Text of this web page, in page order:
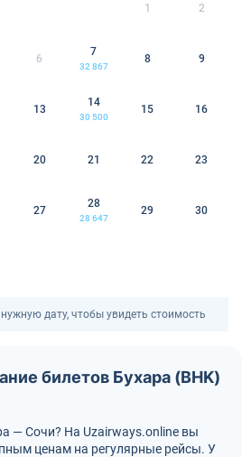
1 2
6
7
32 867
8 9
13
14
30 500
15 16
20 21 22 23
27
28
28 647
29 30
дату, чтобы увидеть стоимость
билетов Бухара (BHK)
— Сочи? На Uzairways.online вы
ценам на регулярные рейсы. У